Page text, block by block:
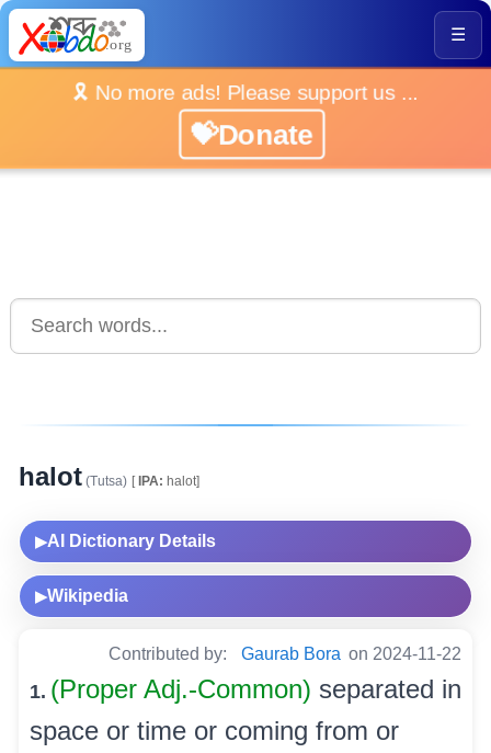
☰
🎗️ No more ads! Please support us ...
💝Donate
halot (Tutsa) [IPA: halot]
▶AI Dictionary Details
▶Wikipedia
Contributed by: Gaurab Bora on 2024-11-22
1. (Proper Adj.-Common) separated in
space or time or coming from or